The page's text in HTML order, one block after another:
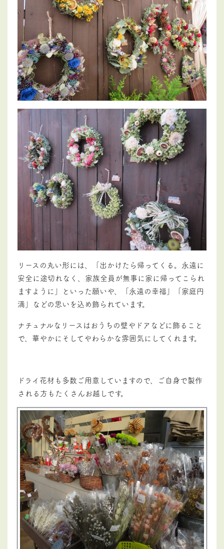
リースの丸い形には、「出かけたら帰ってくる。永遠に
安全に途切れなく、家族全員が無事に家に帰ってこられ
ますように」といった願いや、「永遠の幸福」「家庭円
満」などの思いを込め飾られています。
ナチュナルなリースはおうちの壁やドアなどに飾ること
で、華やかにそしてやわらかな雰囲気にしてくれます。
ドライ花材も多数ご用意していますので、ご自身で製作
される方もたくさんお越しです。